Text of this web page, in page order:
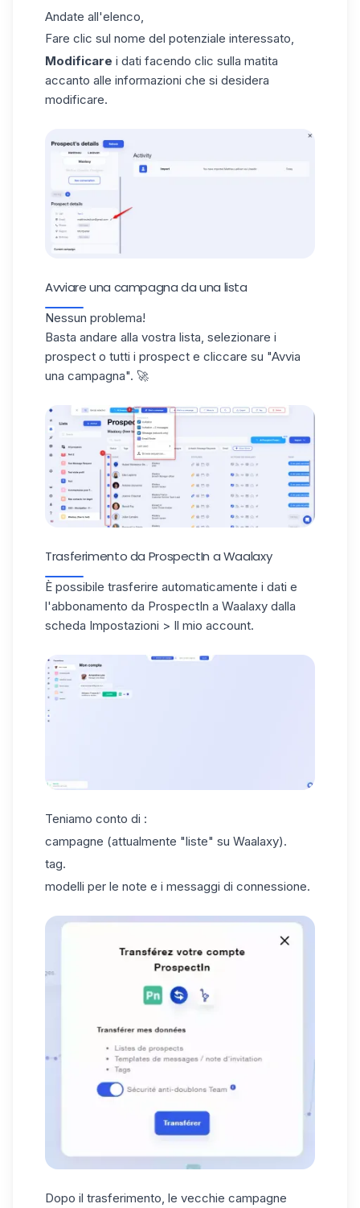
Andate all'elenco,
Fare clic sul nome del potenziale interessato,
Modificare i dati facendo clic sulla matita
accanto alle informazioni che si desidera
modificare.
Avviare una campagna da una lista
Nessun problema!
Basta andare alla vostra lista, selezionare i
prospect o tutti i prospect e cliccare su "Avvia
una campagna". 🚀
Trasferimento da ProspectIn a Waalaxy
È possibile trasferire automaticamente i dati e
l'abbonamento da ProspectIn a Waalaxy dalla
scheda Impostazioni > Il mio account.
Teniamo conto di :
campagne (attualmente "liste" su Waalaxy).
tag.
modelli per le note e i messaggi di connessione.
Dopo il trasferimento, le vecchie campagne